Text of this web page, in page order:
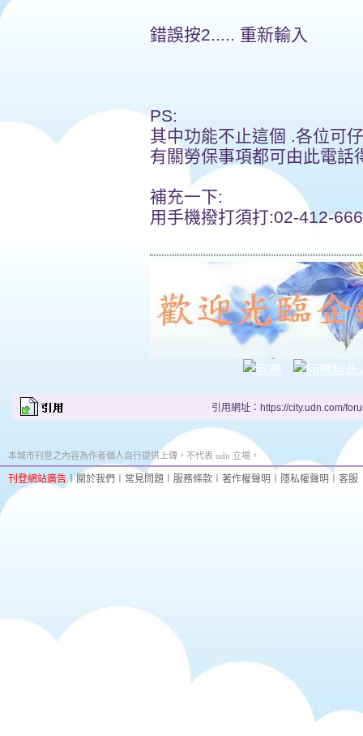
錯誤按2..... 重新輸入
PS:
其中功能不止這個 .各位可
有關勞保事項都可由此電話
補充一下:
用手機撥打須打:02-412-
引用網址：https://city.udn.com/
本城市刊登之內容為作者個人自行提供上傳，不代表 udn 立場。
刊登網站廣告 ︱關於我們 常見問題 服務條款 著作權聲明 隱私權聲明 客服